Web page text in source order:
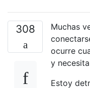
308
Muchas
ocurre
y
Estoy